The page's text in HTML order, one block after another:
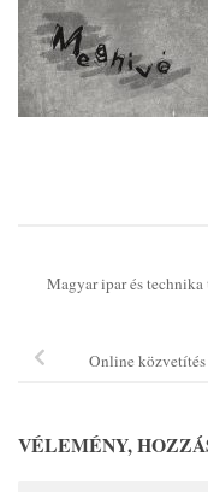
Magyar ipar és technika
Online
VÉLEMÉNY,